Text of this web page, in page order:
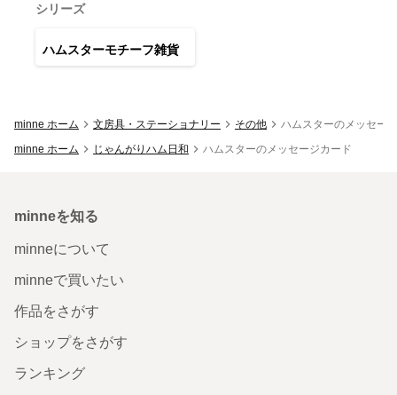
シリーズ
ハムスターモチーフ雑貨
minne ホーム 文房具・ステーショナリー その他
ハムスターのメッセー
minne ホーム
じゃんがりハム日和 ハムスターのメッセージカード
minneを知る
minneについて
minneで買いたい
作品をさがす
ショップをさがす
ランキング